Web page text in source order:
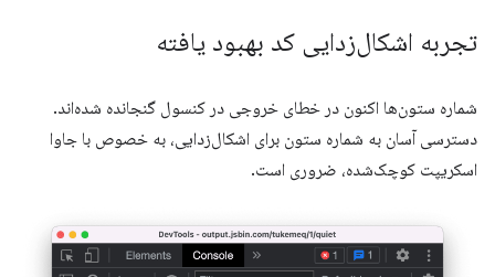
تجربه اشکال‌زدایی کد بهبود یافته
شماره ستون‌ها اکنون در خطای خروجی در کنسول گنجانده شده‌اند.
دسترسی آسان به شماره ستون برای اشکال‌زدایی، به خصوص با جاوا
اسکریپت کوچک‌شده، ضروری است.